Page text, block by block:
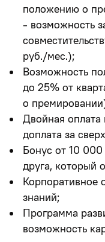
положению о
- возможность
руб./мес.);
Возможность
до 25% от
о
Двойная
доплата за
Бонус от 10 000
друга, который
Корпоративное
знаний;
Программа
возможность